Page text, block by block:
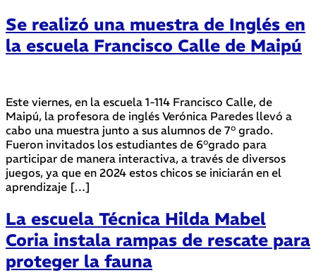
Se realizó una muestra de Inglés en
la escuela Francisco Calle de Maipú
Este viernes, en la escuela 1-114 Francisco Calle, de
Maipú, la profesora de inglés Verónica Paredes llevó a
cabo una muestra junto a sus alumnos de 7° grado.
Fueron invitados los estudiantes de 6°grado para
participar de manera interactiva, a través de diversos
juegos, ya que en 2024 estos chicos se iniciarán en el
aprendizaje […]
La escuela Técnica Hilda Mabel
Coria instala rampas de rescate para
proteger la fauna